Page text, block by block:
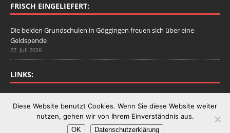
FRISCH EINGELIEFERT:
Die beiden Grundschulen in Göggingen freuen sich über eine
Geldspende
27. Juli 2026
LINKS:
Diese Website benutzt Cookies. Wenn Sie diese Website weiter
nutzen, gehen wir von Ihrem Einverständnis aus.
OK Datenschutzerklärung